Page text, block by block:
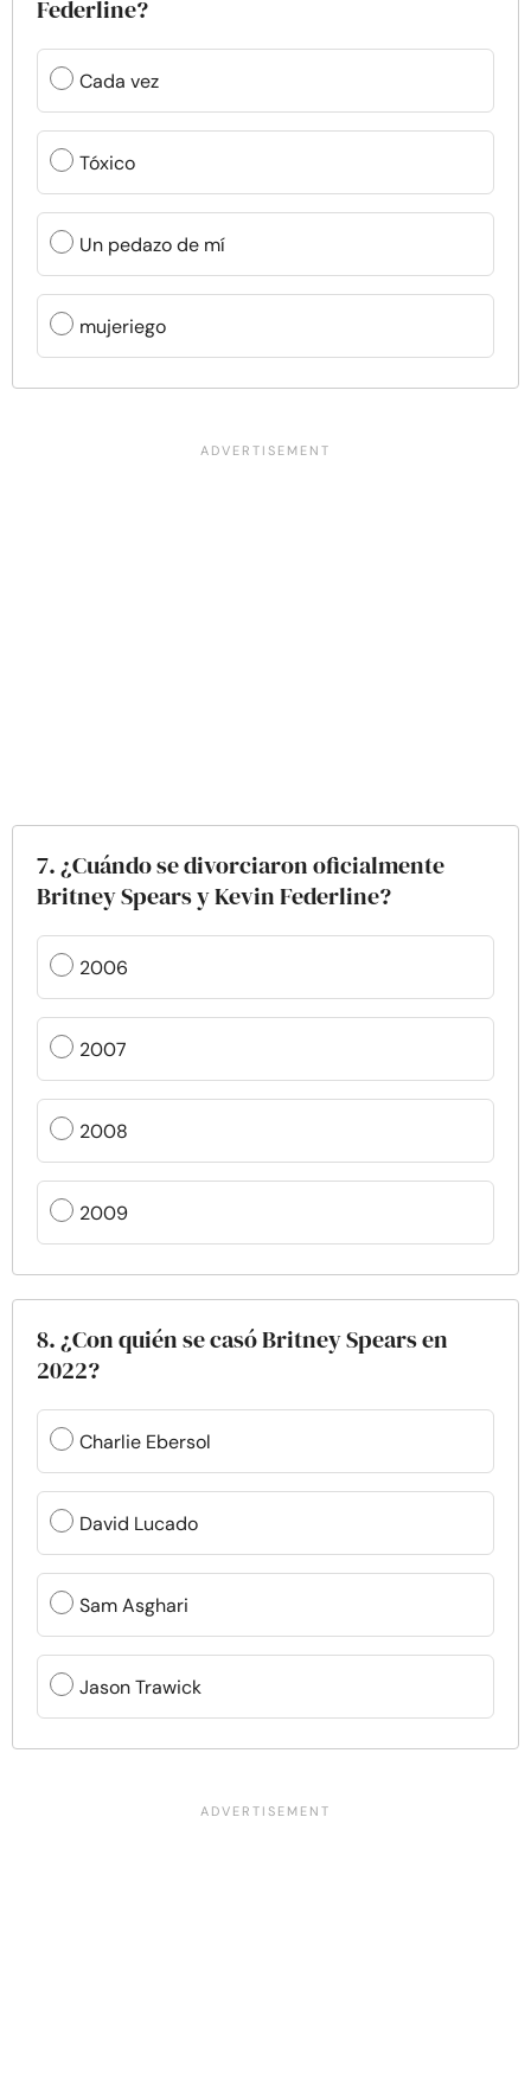
Federline?
Cada vez
Tóxico
Un pedazo de mí
mujeriego
7. ¿Cuándo se divorciaron oficialmente
Britney Spears y Kevin Federline?
2006
2007
2008
2009
8. ¿Con quién se casó Britney Spears en
2022?
Charlie Ebersol
David Lucado
Sam Asghari
Jason Trawick